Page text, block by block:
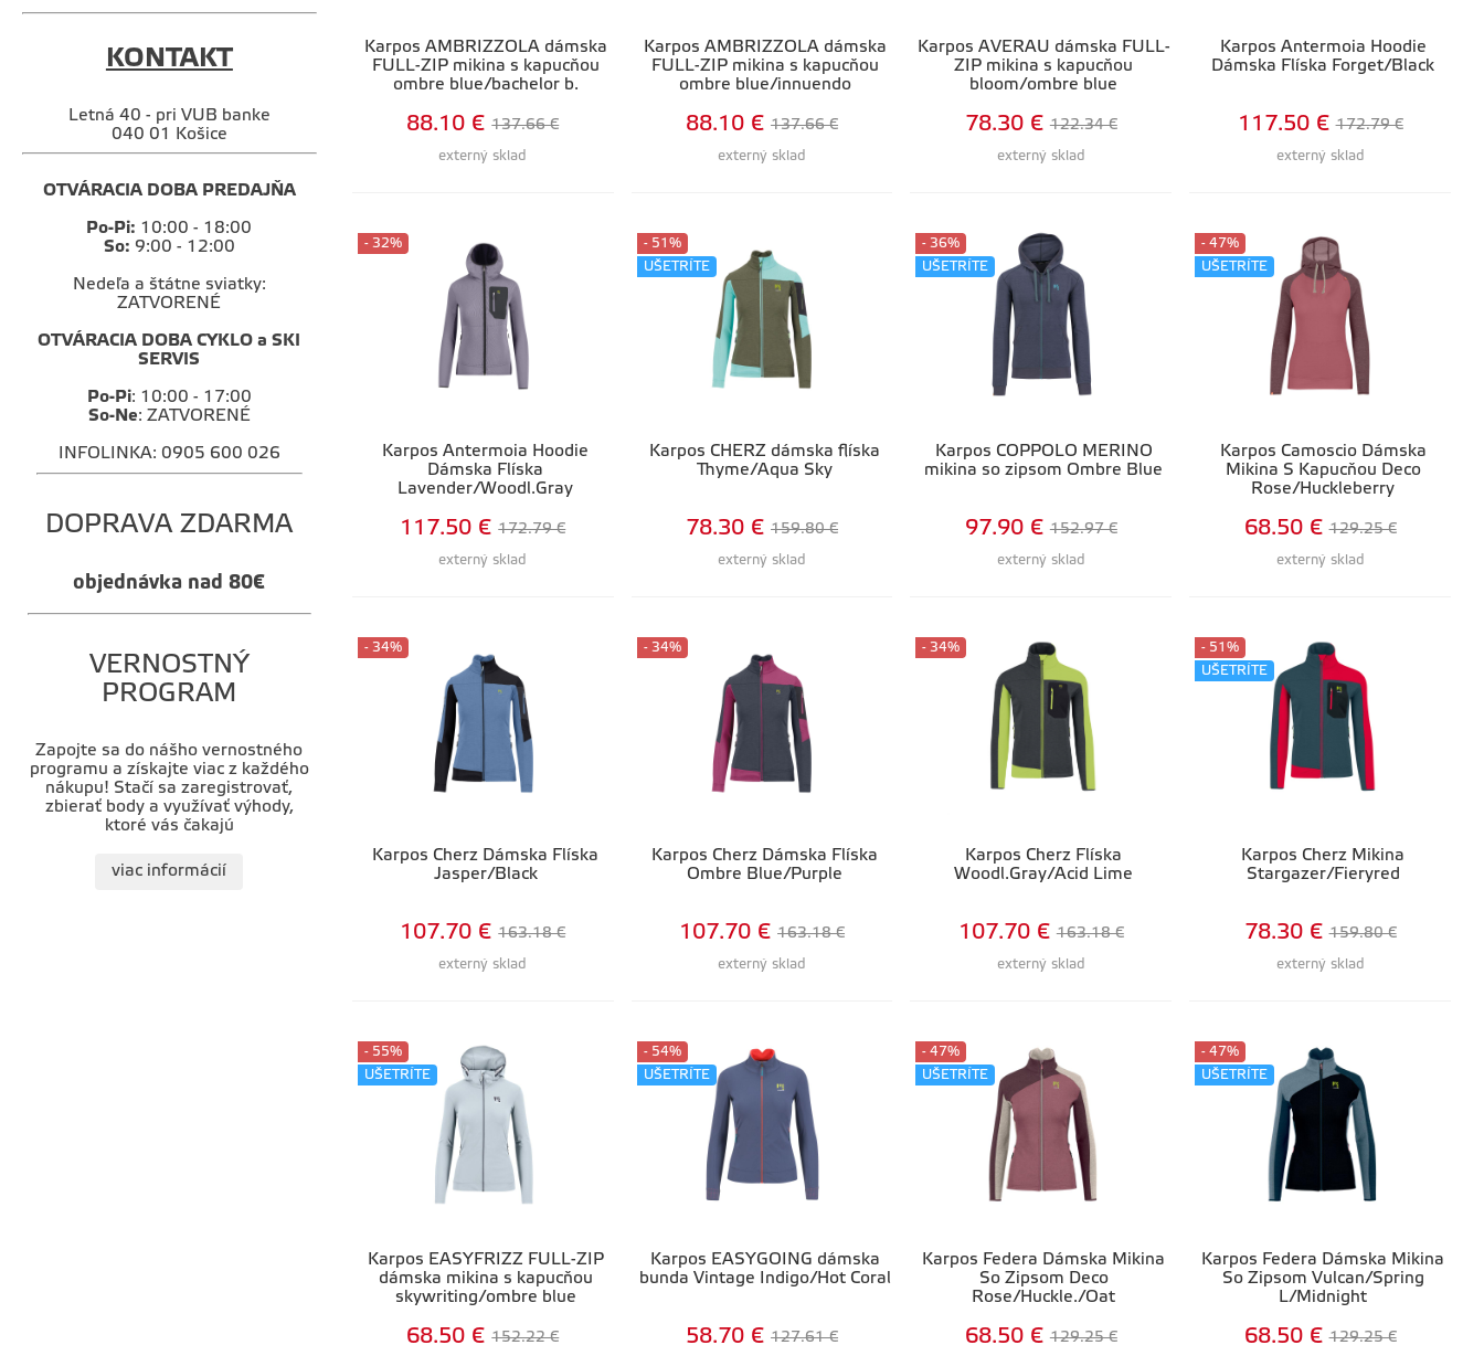
KONTAKT
Letná 40 - pri VUB banke
040 01 Košice
OTVÁRACIA DOBA PREDAJŇA
Po-Pi: 10:00 - 18:00
So: 9:00 - 12:00
Nedeľa a štátne sviatky:
ZATVORENÉ
OTVÁRACIA DOBA CYKLO a SKI
SERVIS
Po-Pi: 10:00 - 17:00
So-Ne: ZATVORENÉ
INFOLINKA: 0905 600 026
DOPRAVA ZDARMA
objednávka nad 80€
VERNOSTNÝ
PROGRAM
Zapojte sa do nášho vernostného
programu a získajte viac z každého
nákupu! Stačí sa zaregistrovať,
zbierať body a využívať výhody,
ktoré vás čakajú
viac informácií
Karpos AMBRIZZOLA dámska
FULL-ZIP mikina s kapucňou
ombre blue/bachelor b.
externý sklad
88.10 € 137.66 €
Karpos AMBRIZZOLA dámska
FULL-ZIP mikina s kapucňou
ombre blue/innuendo
externý sklad
88.10 € 137.66 €
Karpos AVERAU dámska FULL-
ZIP mikina s kapucňou
bloom/ombre blue
externý sklad
78.30 € 122.34 €
Karpos Antermoia Hoodie
Dámska Flíska Forget/Black
externý sklad
117.50 € 172.79 €
Karpos Antermoia Hoodie
Dámska Flíska
Lavender/Woodl.Gray
- 32%
externý sklad
117.50 € 172.79 €
Karpos CHERZ dámska flíska
Thyme/Aqua Sky
- 51%
UŠETRÍTE
externý sklad
78.30 € 159.80 €
Karpos COPPOLO MERINO
mikina so zipsom Ombre Blue
- 36%
UŠETRÍTE
externý sklad
97.90 € 152.97 €
Karpos Camoscio Dámska
Mikina S Kapucňou Deco
Rose/Huckleberry
- 47%
UŠETRÍTE
externý sklad
68.50 € 129.25 €
Karpos Cherz Dámska Flíska
Jasper/Black
- 34%
externý sklad
107.70 € 163.18 €
Karpos Cherz Dámska Flíska
Ombre Blue/Purple
- 34%
externý sklad
107.70 € 163.18 €
Karpos Cherz Flíska
Woodl.Gray/Acid Lime
- 34%
externý sklad
107.70 € 163.18 €
Karpos Cherz Mikina
Stargazer/Fieryred
- 51%
UŠETRÍTE
externý sklad
78.30 € 159.80 €
Karpos EASYFRIZZ FULL-ZIP
dámska mikina s kapucňou
skywriting/ombre blue
- 55%
UŠETRÍTE
68.50 € 152.22 €
Karpos EASYGOING dámska
bunda Vintage Indigo/Hot Coral
- 54%
UŠETRÍTE
58.70 € 127.61 €
Karpos Federa Dámska Mikina
So Zipsom Deco
Rose/Huckle./Oat
- 47%
UŠETRÍTE
68.50 € 129.25 €
Karpos Federa Dámska Mikina
So Zipsom Vulcan/Spring
L/Midnight
- 47%
UŠETRÍTE
68.50 € 129.25 €